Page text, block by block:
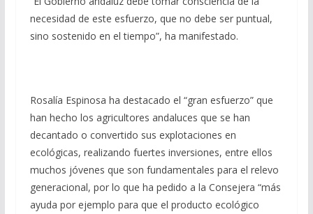
necesidad de este esfuerzo, que no debe ser puntual,
sino sostenido en el tiempo”, ha manifestado.
Rosalía Espinosa ha destacado el “gran esfuerzo” que
han hecho los agricultores andaluces que se han
decantado o convertido sus explotaciones en
ecológicas, realizando fuertes inversiones, entre ellos
muchos jóvenes que son fundamentales para el relevo
generacional, por lo que ha pedido a la Consejera “más
ayuda por ejemplo para que el producto ecológico